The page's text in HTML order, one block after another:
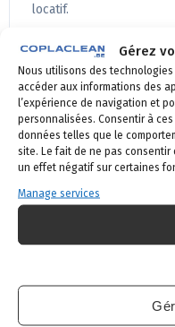
Gérez
Nous utilisons des
accéder aux informations des
l’expérience de navigation et
personnalisées. Consentir à
données telles que le
site. Le fait de ne pas
un effet négatif sur certaines
Manage services
locatif.
Notre équipe vous
la facturation à votre
Nettoyage après
Belgique
Basés à Bruxelles,
end compris, dans les
partout en Belgique :
Charleroi, Namur,
tardive, la rapidité